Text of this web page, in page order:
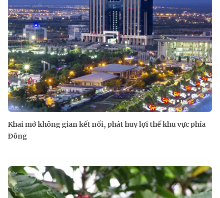
Khai mở không gian kết nối, phát huy lợi thế khu vực phía
Đông